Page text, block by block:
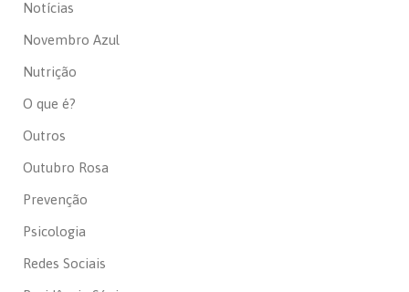
Notícias
Novembro Azul
Nutrição
O que é?
Outros
Outubro Rosa
Prevenção
Psicologia
Redes Sociais